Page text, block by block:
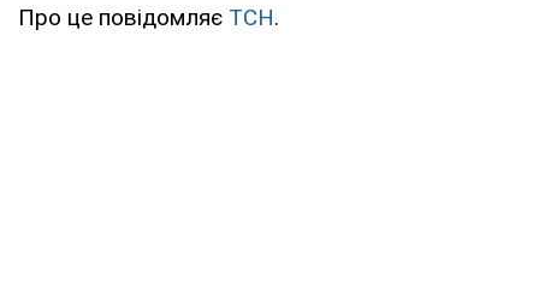
Про це повідомляє ТСН.